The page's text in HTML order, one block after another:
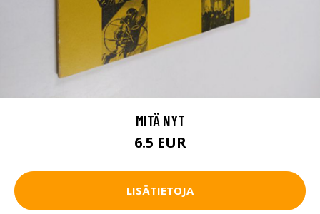
MITÄ NYT
6.5 EUR
LISÄTIETOJA